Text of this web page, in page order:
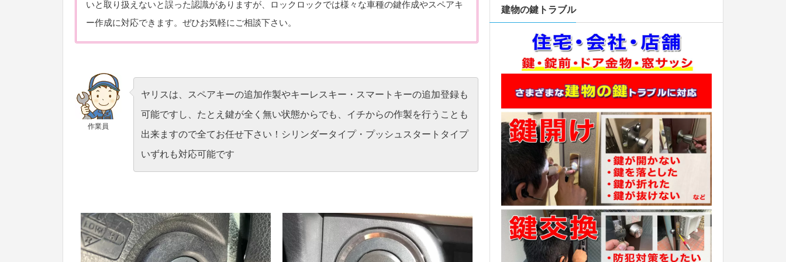
いと取り扱えないと誤った認識がありますが、ロックロックでは様々な車種の鍵作成やスペアキ
ー作成に対応できます。ぜひお気軽にご相談下さい。
作業員
ヤリスは、スペアキーの追加作製やキーレスキー・スマートキーの追加登録も
可能ですし、たとえ鍵が全く無い状態からでも、イチからの作製を行うことも
出来ますので全てお任せ下さい！シリンダータイプ・プッシュスタートタイプ
いずれも対応可能です
建物の鍵トラブル